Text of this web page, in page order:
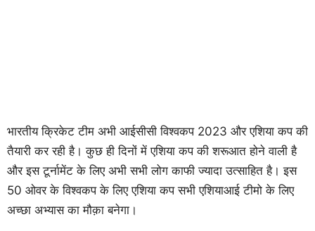
भारतीय क्रिकेट टीम अभी आईसीसी विश्वकप 2023 और एशिया कप की
तैयारी कर रही है। कुछ ही दिनों में एशिया कप की शरूआत होने वाली है
और इस टूर्नामेंट के लिए अभी सभी लोग काफी ज्यादा उत्साहित है। इस
50 ओवर के विश्वकप के लिए एशिया कप सभी एशियाआई टीमो के लिए
अच्छा अभ्यास का मौक़ा बनेगा।